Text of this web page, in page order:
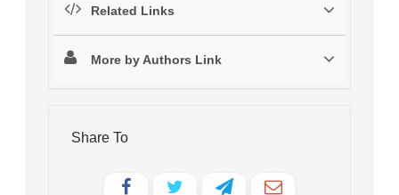
Related Links
More by Authors Link
Share To